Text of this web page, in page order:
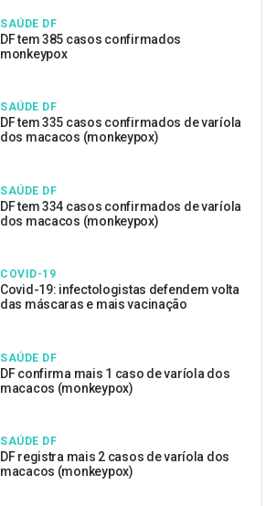
SAÚDE DF
DF tem 385 casos confirmados
monkeypox
SAÚDE DF
DF tem 335 casos confirmados de varíola
dos macacos (monkeypox)
SAÚDE DF
DF tem 334 casos confirmados de varíola
dos macacos (monkeypox)
COVID-19
Covid-19: infectologistas defendem volta
das máscaras e mais vacinação
SAÚDE DF
DF confirma mais 1 caso de varíola dos
macacos (monkeypox)
SAÚDE DF
DF registra mais 2 casos de varíola dos
macacos (monkeypox)